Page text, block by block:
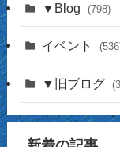
▼Blog (798)
イベント
▼旧ブログ